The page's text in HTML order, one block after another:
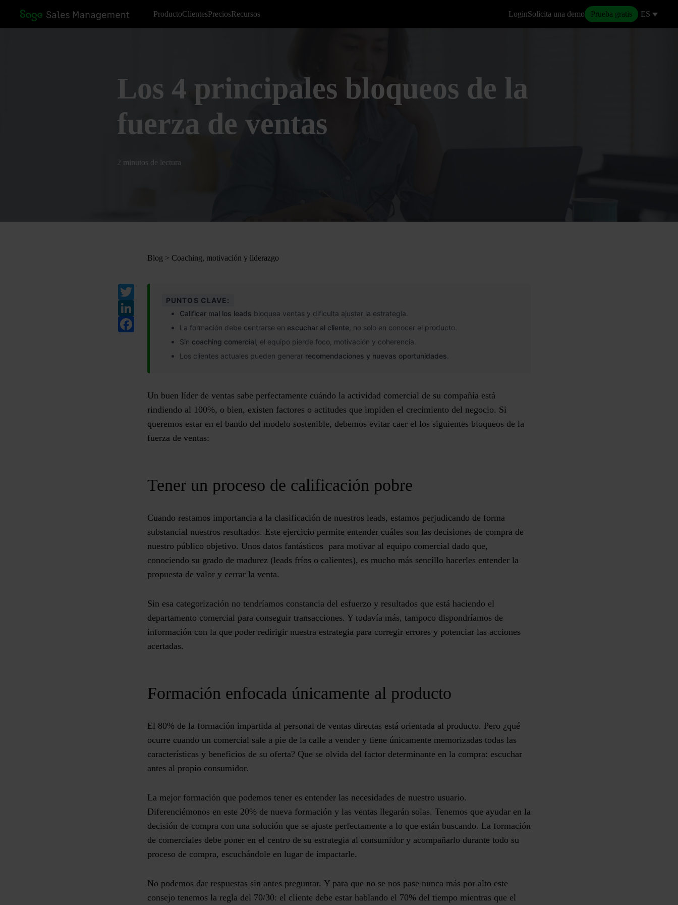
ProductoClientesPreciosRecursos LoginSolicita una demo Prueba gratis ES
Los 4 principales bloqueos de la
fuerza de ventas
2 minutos de lectura
Blog > Coaching, motivación y liderazgo
Twitter
PUNTOS CLAVE:
Calificar mal los leads bloquea ventas y dificulta ajustar la estrategia.
La formación debe centrarse en escuchar al cliente , no solo en conocer el producto.
Sin coaching comercial , el equipo pierde foco, motivación y coherencia.
Los clientes actuales pueden generar recomendaciones y nuevas oportunidades
Un buen líder de ventas sabe perfectamente cuándo la actividad comercial de su compañía está
rindiendo al 100%, o bien, existen factores o actitudes que impiden el crecimiento del negocio. Si
queremos estar en el bando del modelo sostenible, debemos evitar caer el los siguientes bloqueos de la
fuerza de ventas:
Tener un proceso de calificación pobre
Cuando restamos importancia a la clasificación de nuestros leads, estamos perjudicando de forma
substancial nuestros resultados. Este ejercicio permite entender cuáles son las decisiones de compra de
nuestro público objetivo. Unos datos fantásticos para motivar al equipo comercial dado que,
conociendo su grado de madurez (leads fríos o calientes), es mucho más sencillo hacerles entender la
propuesta de valor y cerrar la venta.
Sin esa categorización no tendríamos constancia del esfuerzo y resultados que está haciendo el
departamento comercial para conseguir transacciones. Y todavía más, tampoco dispondríamos de
información con la que poder redirigir nuestra estrategia para corregir errores y potenciar las acciones
acertadas.
Formación enfocada únicamente al producto
El 80% de la formación impartida al personal de ventas directas está orientada al producto. Pero ¿qué
ocurre cuando un comercial sale a pie de la calle a vender y tiene únicamente memorizadas todas las
características y beneficios de su oferta? Que se olvida del factor determinante en la compra: escuchar
antes al propio consumidor.
La mejor formación que podemos tener es entender las necesidades de nuestro usuario.
Diferenciémonos en este 20% de nueva formación y las ventas llegarán solas. Tenemos que ayudar en la
decisión de compra con una solución que se ajuste perfectamente a lo que están buscando. La formación
de comerciales debe poner en el centro de su estrategia al consumidor y acompañarlo durante todo su
proceso de compra, escuchándole en lugar de impactarle.
No podemos dar respuestas sin antes preguntar. Y para que no se nos pase nunca más por alto este
consejo tenemos la regla del 70/30: el cliente debe estar hablando el 70% del tiempo mientras que el